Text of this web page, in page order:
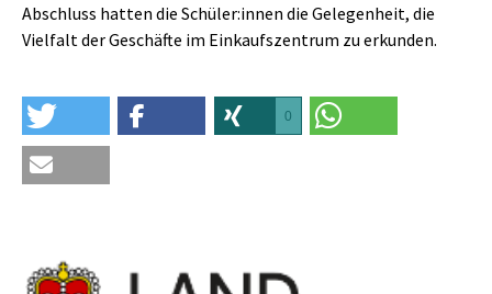
Abschluss hatten die Schüler:innen die Gelegenheit, die
Vielfalt der Geschäfte im Einkaufszentrum zu erkunden.
0